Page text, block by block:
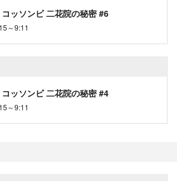
コッソンビ 二花院の秘密 #6
～9:11
コッソンビ 二花院の秘密 #4
～9:11